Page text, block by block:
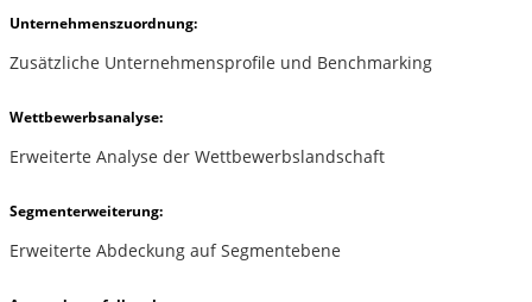
Unternehmenszuordnung:
Zusätzliche Unternehmensprofile und Benchmarking
Wettbewerbsanalyse:
Erweiterte Analyse der Wettbewerbslandschaft
Segmenterweiterung:
Erweiterte Abdeckung auf Segmentebene